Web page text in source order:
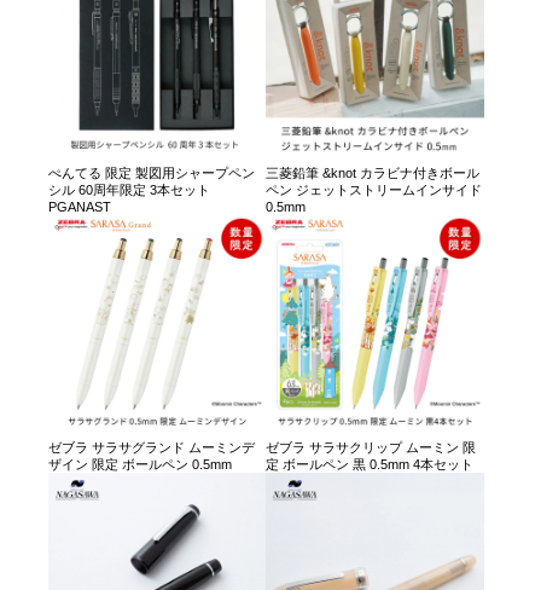
ぺんてる 限定 製図用シャープペン
シル 60周年限定 3本セット
PGANAST
三菱鉛筆 &knot カラビナ付きボール
ペン ジェットストリームインサイド
0.5mm
ゼブラ サラサグランド ムーミンデ
ザイン 限定 ボールペン 0.5mm
ゼブラ サラサクリップ ムーミン 限
定 ボールペン 黒 0.5mm 4本セット